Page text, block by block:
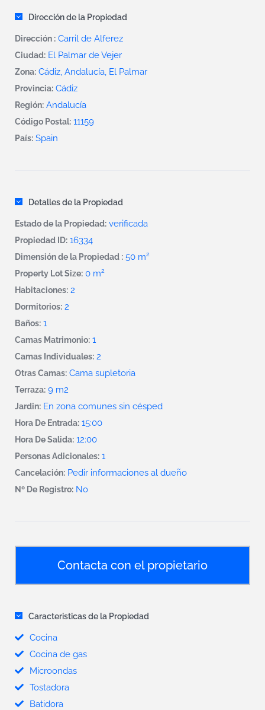
Dirección de la Propiedad
Dirección : Carril de Alferez
Ciudad: El Palmar de Vejer
Zona: Cádiz, Andalucía, El Palmar
Provincia: Cádiz
Región: Andalucía
Código Postal: 11159
País: Spain
Detalles de la Propiedad
Estado de la Propiedad: verificada
Propiedad ID: 16334
Dimensión de la Propiedad : 50 m2
Property Lot Size: 0 m2
Habitaciones: 2
Dormitorios: 2
Baños: 1
Camas Matrimonio: 1
Camas Individuales: 2
Otras Camas: Cama supletoria
Terraza: 9 m2
Jardin: En zona comunes sin césped
Hora De Entrada: 15:00
Hora De Salida: 12:00
Personas Adicionales: 1
Cancelación: Pedir informaciones al dueño
Nº De Registro: No
Contacta con el propietario
Caracteristicas de la Propiedad
Cocina
Cocina de gas
Microondas
Tostadora
Batidora